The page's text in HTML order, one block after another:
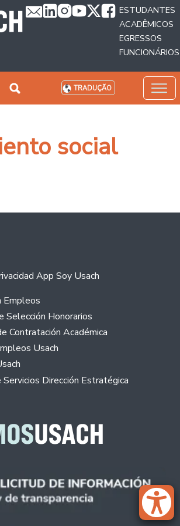
principal
ESTUDANTES
ACADÊMICOS
EGRESSOS
FUNCIONÁRIOS
TRADUÇÃO
social
App Soy Usach
Empleos
Selección Honorarios
Contratación Académica
Usach
Dirección Estratégica